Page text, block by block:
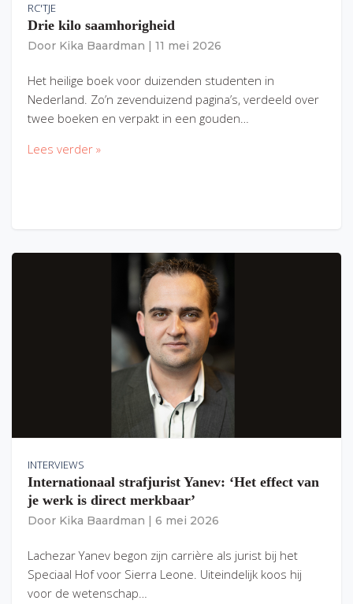
RC'TJE
Drie kilo saamhorigheid
Door Kika Baardman 11 mei 2026
Het heilige boek voor duizenden studenten in
Nederland. Zo’n zevenduizend pagina’s, verdeeld over
twee boeken en verpakt in een gouden…
Lees verder »
INTERVIEWS
Internationaal strafjurist Yanev: ‘Het effect van
je werk is direct merkbaar’
Door Kika Baardman 6 mei 2026
Lachezar Yanev begon zijn carrière als jurist bij het
Speciaal Hof voor Sierra Leone. Uiteindelijk koos hij
voor de wetenschap…